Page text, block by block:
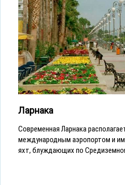
Ларнака
Современная Ларнака
международным аэропортом и
яхт, блуждающих по